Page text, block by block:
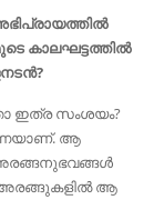
കാലഘട്ടത്തിൽ
ഇത്ര സംശയം?
ആ
അരങ്ങുകളിൽ ആ